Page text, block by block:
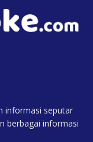
informasi seputar
berbagai informasi